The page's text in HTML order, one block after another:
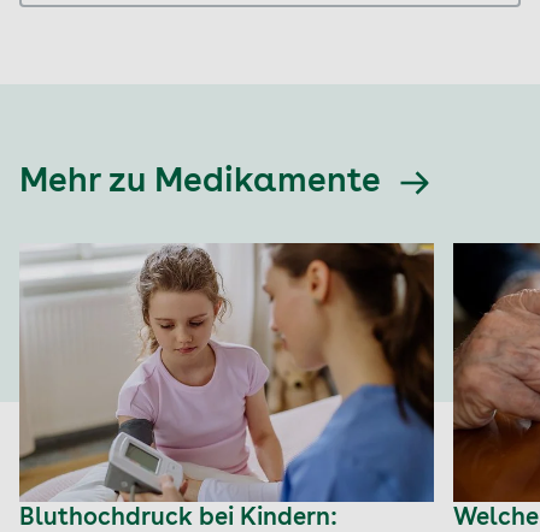
Mehr zu Medikamente
Bluthochdruck bei Kindern: